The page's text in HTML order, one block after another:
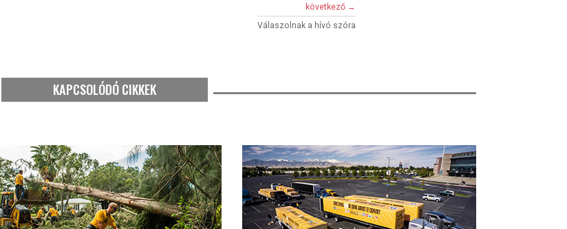
következő →
Válaszolnak a hívó szóra
KAPCSOLÓDÓ CIKKEK